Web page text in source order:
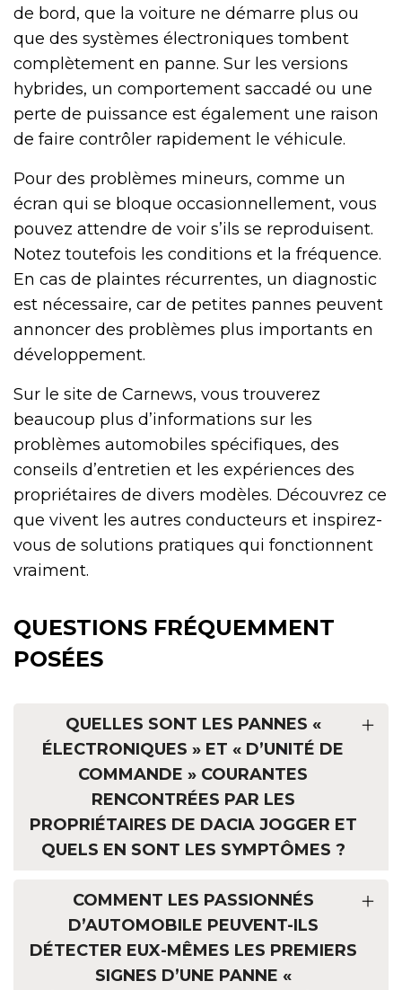
de bord, que la voiture ne démarre plus ou
que des systèmes électroniques tombent
complètement en panne. Sur les versions
hybrides, un comportement saccadé ou une
perte de puissance est également une raison
de faire contrôler rapidement le véhicule.
Pour des problèmes mineurs, comme un
écran qui se bloque occasionnellement, vous
pouvez attendre de voir s’ils se reproduisent.
Notez toutefois les conditions et la fréquence.
En cas de plaintes récurrentes, un diagnostic
est nécessaire, car de petites pannes peuvent
annoncer des problèmes plus importants en
développement.
Sur le site de Carnews, vous trouverez
beaucoup plus d’informations sur les
problèmes automobiles spécifiques, des
conseils d’entretien et les expériences des
propriétaires de divers modèles. Découvrez ce
que vivent les autres conducteurs et inspirez-
vous de solutions pratiques qui fonctionnent
vraiment.
QUESTIONS FRÉQUEMMENT
POSÉES
QUELLES SONT LES PANNES «
ÉLECTRONIQUES » ET « D’UNITÉ DE
COMMANDE » COURANTES
RENCONTRÉES PAR LES
PROPRIÉTAIRES DE DACIA JOGGER ET
QUELS EN SONT LES SYMPTÔMES ?
COMMENT LES PASSIONNÉS
D’AUTOMOBILE PEUVENT-ILS
DÉTECTER EUX-MÊMES LES PREMIERS
SIGNES D’UNE PANNE «